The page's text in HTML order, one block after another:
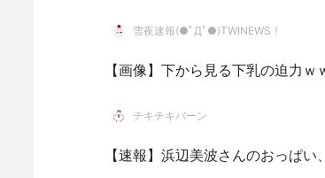
雪夜速報(●ﾟДﾟ●)TWINEWS！
【画像】下から見る下乳の迫力
チキチキバーン
【速報】浜辺美波さんのおっぱい